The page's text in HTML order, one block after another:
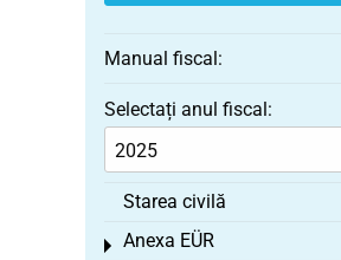
Manual fiscal:
Selectați anul fiscal:
Starea civilă
Anexa EÜR
Toggle menu